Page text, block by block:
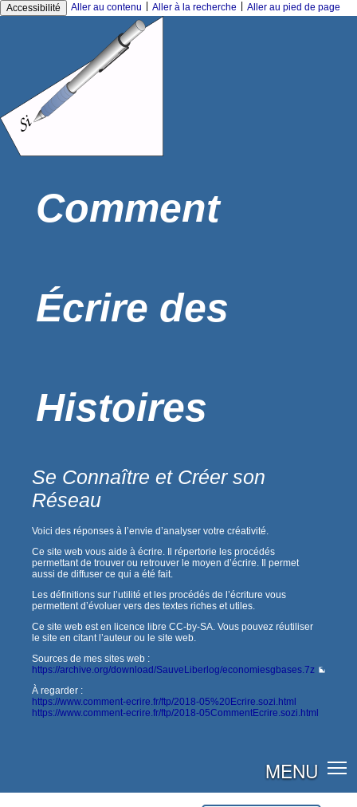
Accessibilité Aller au contenu Aller à la recherche Aller au pied de page
Comment
Écrire des
Histoires
Se Connaître et Créer son
Réseau
Voici des réponses à l’envie d’analyser votre créativité.
Ce site web vous aide à écrire. Il répertorie les procédés
permettant de trouver ou retrouver le moyen d’écrire. Il permet
aussi de diffuser ce qui a été fait.
Les définitions sur l’utilité et les procédés de l’écriture vous
permettent d’évoluer vers des textes riches et utiles.
Ce site web est en licence libre CC-by-SA. Vous pouvez réutiliser
le site en citant l’auteur ou le site web.
Sources de mes sites web :
https://archive.org/download/SauveLiberlog/economiesgbases.7z
À regarder :
https://www.comment-ecrire.fr/ftp/2018-05%20Ecrire.sozi.html
https://www.comment-ecrire.fr/ftp/2018-05CommentEcrire.sozi.html
MENU